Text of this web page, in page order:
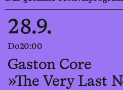
28.9.
Do20:00
Gaston Core
»The Very Last